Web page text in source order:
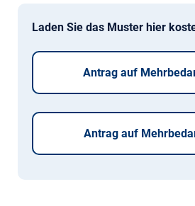
Laden Sie das Muster hier
Antrag auf
Antrag auf